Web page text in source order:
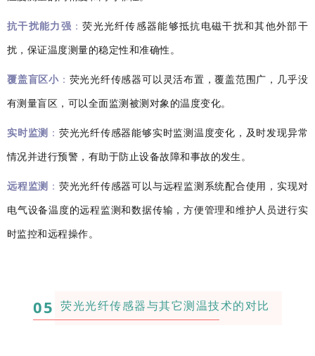
抗干扰能力强 ：荧光光纤传感器能够抵抗电磁干扰和其他外部干
扰，保证温度测量的稳定性和准确性。
覆盖盲区小： 荧光光纤传感器可以灵活布置，覆盖范围广，几乎没
有测量盲区，可以全面监测被测对象的温度变化。
实时监测 ： 荧光光纤传感器能够实时监测温度变化，及时发现异常
情况并进行预警，有助于防止设备故障和事故的发生。
远程监测 ： 荧光光纤传感器可以与远程监测系统配合使用，实现对
电气设备温度的远程监测和数据传输，方便管理和维护人员进行实
时监控和远程操作。
05 荧光光纤传感器与其它测温技术的对比